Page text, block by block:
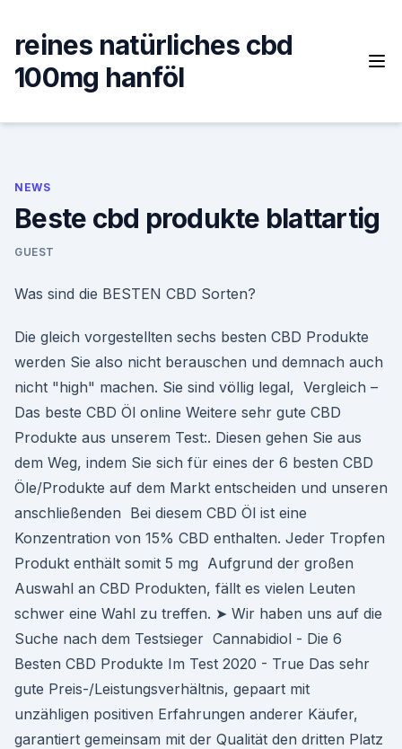
content
reines natürliches cbd
100mg hanföl
NEWS
Beste cbd produkte blattartig
GUEST
Was sind die BESTEN CBD Sorten?
Die gleich vorgestellten sechs besten CBD Produkte
werden Sie also nicht berauschen und demnach auch
nicht "high" machen. Sie sind völlig legal, Vergleich –
Das beste CBD Öl online Weitere sehr gute CBD
Produkte aus unserem Test:. Diesen gehen Sie aus
dem Weg, indem Sie sich für eines der 6 besten CBD
Öle/Produkte auf dem Markt entscheiden und unseren
anschließenden Bei diesem CBD Öl ist eine
Konzentration von 15% CBD enthalten. Jeder Tropfen
Produkt enthält somit 5 mg Aufgrund der großen
Auswahl an CBD Produkten, fällt es vielen Leuten
schwer eine Wahl zu treffen. ➤ Wir haben uns auf die
Suche nach dem Testsieger Cannabidiol - Die 6
Besten CBD Produkte Im Test 2020 - True Das sehr
gute Preis-/Leistungsverhältnis, gepaart mit
unzähligen positiven Erfahrungen anderer Käufer,
garantiert gemeinsam mit der Qualität den dritten Platz